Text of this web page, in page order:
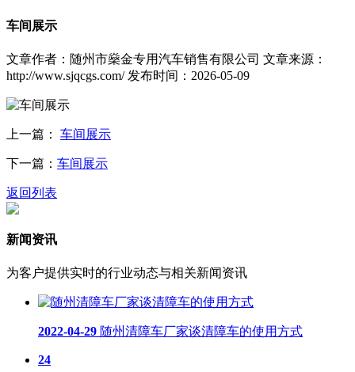
车间展示
文章作者：随州市燊金专用汽车销售有限公司 文章来源：
http://www.sjqcgs.com/ 发布时间：2026-05-09
上一篇： 车间展示
下一篇： 车间展示
返回列表
新闻资讯
为客户提供实时的行业动态与相关新闻资讯
2022-04-29 随州清障车厂家谈清障车的使用方式
24